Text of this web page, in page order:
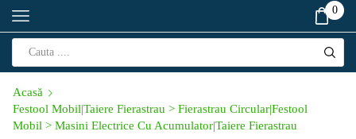
0
Acasă
Festool Mobil|Taiere Fierastrau > Fierastrau Circular|Festool
Mobil > Masini Electrice Cu Acumulator|Taiere Fierastrau